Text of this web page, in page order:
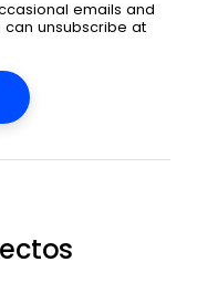
emails and
can unsubscribe at